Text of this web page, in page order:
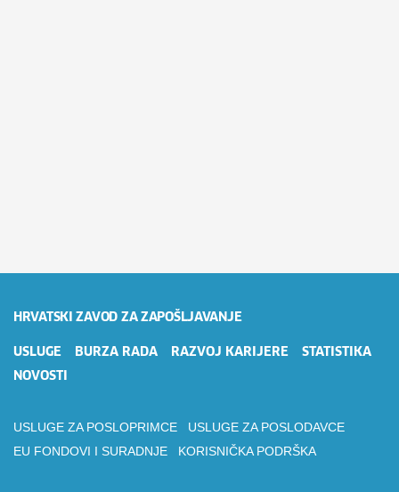
HRVATSKI ZAVOD ZA ZAPOŠLJAVANJE
USLUGE BURZA RADA RAZVOJ KARIJERE
STATISTIKA
NOVOSTI
USLUGE ZA POSLOPRIMCE
USLUGE ZA POSLODAVCE
EU FONDOVI I SURADNJE
KORISNIČKA PODRŠKA